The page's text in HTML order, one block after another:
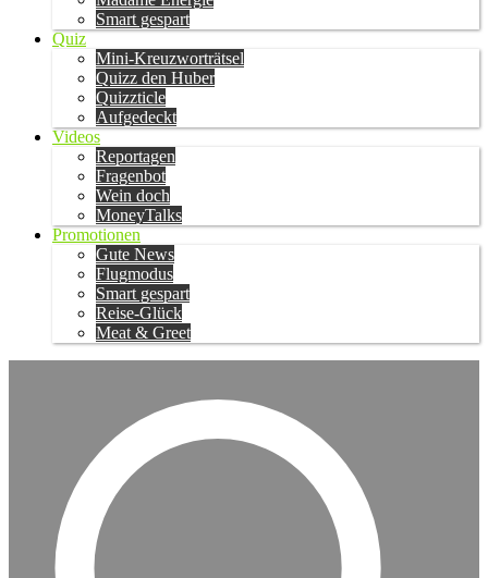
Smart gespart
Quiz
Mini-Kreuzworträtsel
Quizz den Huber
Quizzticle
Aufgedeckt
Videos
Reportagen
Fragenbot
Wein doch
MoneyTalks
Promotionen
Gute News
Flugmodus
Smart gespart
Reise-Glück
Meat & Greet